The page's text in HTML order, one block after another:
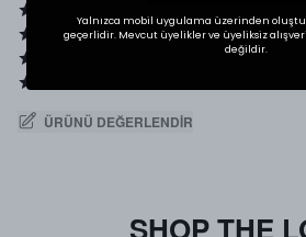
ÜRÜNÜ DEĞERLENDIR
SHOP THE
Yalnızca mobil uygulama üzerinden
geçerlidir. Mevcut üyelikler ve üyeliksiz
değildir.